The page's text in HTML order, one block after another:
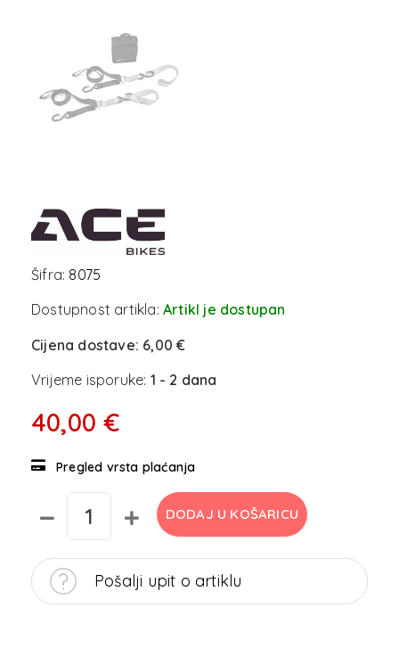
Šifra: 8075
Dostupnost artikla: Artikl je dostupan
Cijena dostave: 6,00 €
Vrijeme isporuke: 1 - 2 dana
40,00 €
Pregled vrsta plaćanja
DODAJ U KOŠARICU
Pošalji upit o artiklu